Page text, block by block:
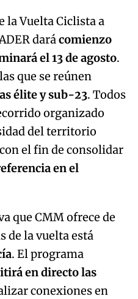
la Vuelta Ciclista a
darácomienzo
el 13 de agosto.
que se reúnen
élite y sub-23. Todos
organizado
del territorio
el fin de consolidar
en el
que CMM ofrece de
de la vuelta está
. El programa
en directo las
conexiones en